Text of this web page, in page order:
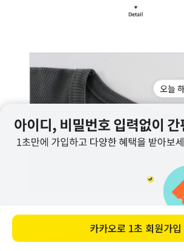
오늘
카카오로 1초 회원가입